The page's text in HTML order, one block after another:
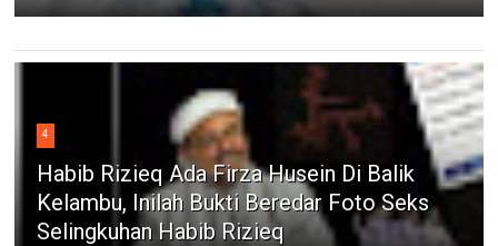
4
Habib Rizieq Ada Firza Husein Di Balik
Kelambu, Inilah Bukti Beredar Foto Seks
Selingkuhan Habib Rizieq